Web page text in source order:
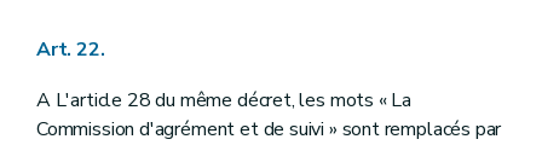
Art. 22.
A L'article 28 du même décret, les mots « La
Commission d'agrément et de suivi » sont remplacés par